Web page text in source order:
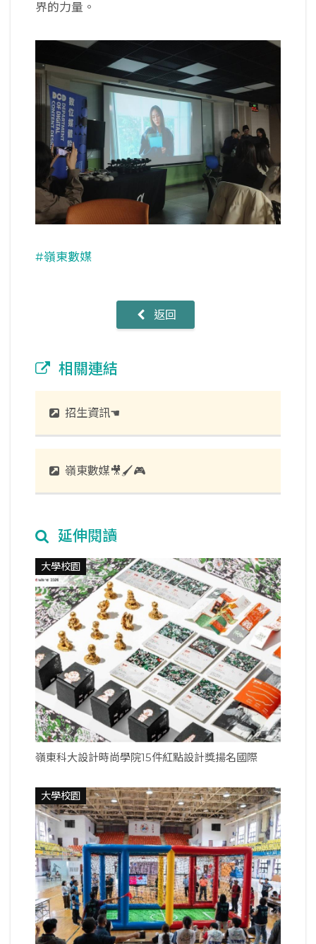
界的力量。
#嶺東數媒
返回
相關連結
招生資訊☚
嶺東數媒🎥🖌️🎮
延伸閱讀
大學校園
嶺東科大設計時尚學院15件紅點設計獎揚名國際
大學校園